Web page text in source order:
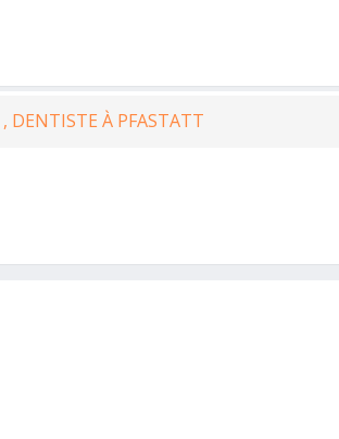
, DENTISTE À PFASTATT